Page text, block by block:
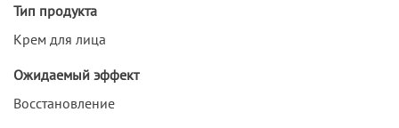
Тип продукта
Крем для лица
Ожидаемый эффект
Восстановление